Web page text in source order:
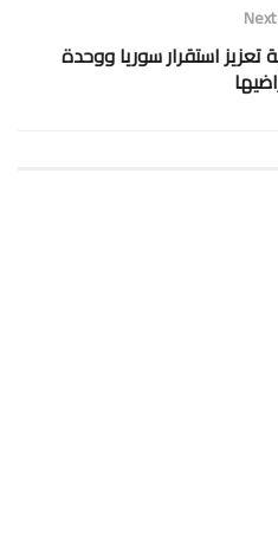
تعزيز استقرار سوريا ووحدة